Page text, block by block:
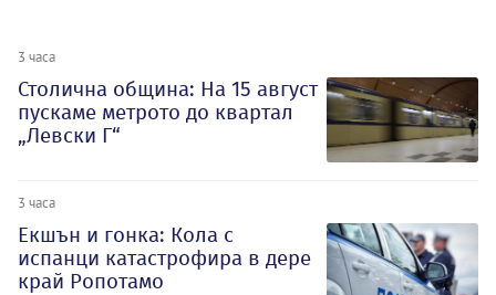
3 часа
Столична община: На 15 август
пускаме метрото до квартал
„Левски Г“
3 часа
Екшън и гонка: Кола с
испанци катастрофира в дере
край Ропотамо